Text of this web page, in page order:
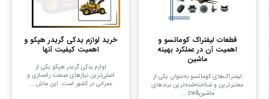
قطعات لیفتراک کوماتسو و
اهمیت آن در عملکرد بهینه
ماشین
لیفتراک‌های کوماتسو به‌عنوان یکی از
معتبرترین و شناخته‌شده‌ترین برندهای
ماشین&zw ...
خرید لوازم یدکی گریدر هپکو و
اهمیت کیفیت آنها
لوازم یدکی گریدر هپکو یکی از
اصلی‌ترین نیازهای صنعت راه‌سازی و
عمرانی در کشور است. این ماش ...